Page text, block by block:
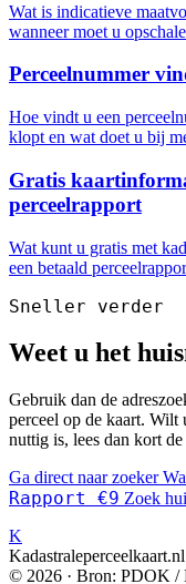
Wat is indicatieve
wanneer moet u
Perceelnummer
Hoe vindt u een
klopt en wat doet u bij
Gratis
perceelrapport
Wat kunt u gratis met
een betaald
Sneller verder
Weet u het
Gebruik dan de
perceel op de kaart. Wilt
nuttig is, lees dan kort
Ga direct naar zoeker
Rapport €9 Zoek
K
Kadastraleperceelkaart.nl
© 2026 · Bron: PDOK /